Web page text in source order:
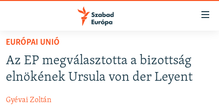
Akadálymentes
Ugrás
fő
oldalra
AKTUÁLIS
VIDEÓK
EURÓPAI UNIÓ
Az EP megválasztotta a bizottság
elnökének Ursula von der Leyent
Gyévai Zoltán